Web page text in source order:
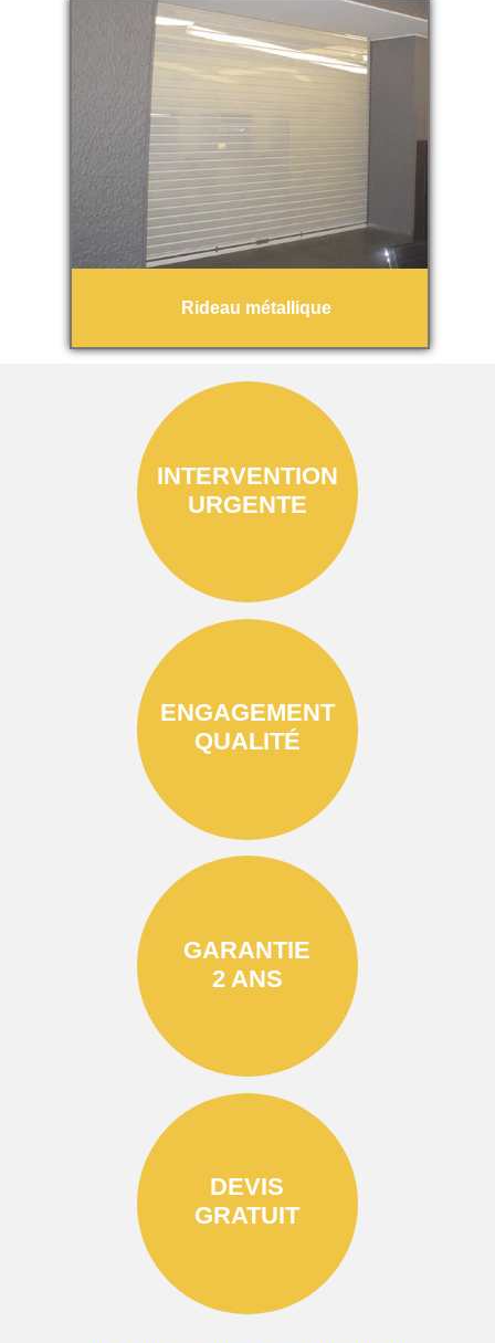
Rideau métallique
INTERVENTION
URGENTE
ENGAGEMENT
QUALITÉ
GARANTIE
2 ANS
DEVIS
GRATUIT